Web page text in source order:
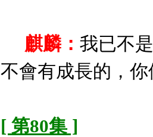
麒麟： 我已不
不會有成長的，
[ 第80集 ]